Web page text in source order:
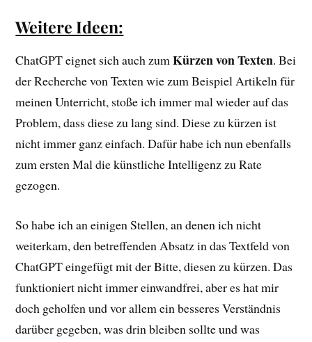
Weitere Ideen:
ChatGPT eignet sich auch zumKürzen von Texten. Bei
der Recherche von Texten wie zum Beispiel Artikeln für
meinen Unterricht, stoße ich immer mal wieder auf das
Problem, dass diese zu lang sind. Diese zu kürzen ist
nicht immer ganz einfach. Dafür habe ich nun ebenfalls
zum ersten Mal die künstliche Intelligenz zu Rate
gezogen.
So habe ich an einigen Stellen, an denen ich nicht
weiterkam, den betreffenden Absatz in das Textfeld von
ChatGPT eingefügt mit der Bitte, diesen zu kürzen. Das
funktioniert nicht immer einwandfrei, aber es hat mir
doch geholfen und vor allem ein besseres Verständnis
darüber gegeben, was drin bleiben sollte und was